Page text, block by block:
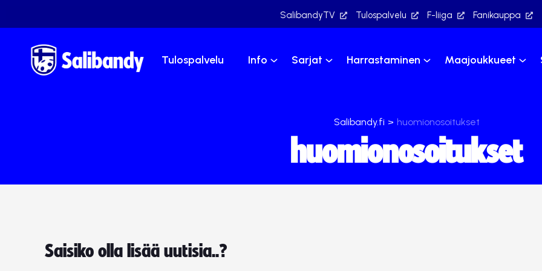
SalibandyTV Tulospalvelu F-liiga Fanikauppa
Tulospalvelu Info Sarjat Harrastaminen Maajoukkueet
Salibandy.fi > huomionosoitukset
huomionosoitukset
Saisiko olla lisää uutisia..?